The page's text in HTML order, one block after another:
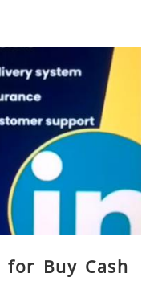
for Buy Cash